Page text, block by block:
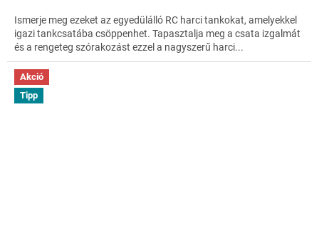
Ismerje meg ezeket az egyedülálló RC harci tankokat, amelyekkel
igazi tankcsatába csöppenhet. Tapasztalja meg a csata izgalmát
és a rengeteg szórakozást ezzel a nagyszerű harci...
Akció
Tipp